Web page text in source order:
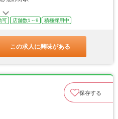
可 店舗数1～9 積極採用中
この求人に興味がある
保存する